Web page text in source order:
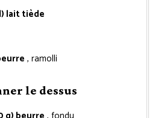
lait tiède
, ramolli
le dessus